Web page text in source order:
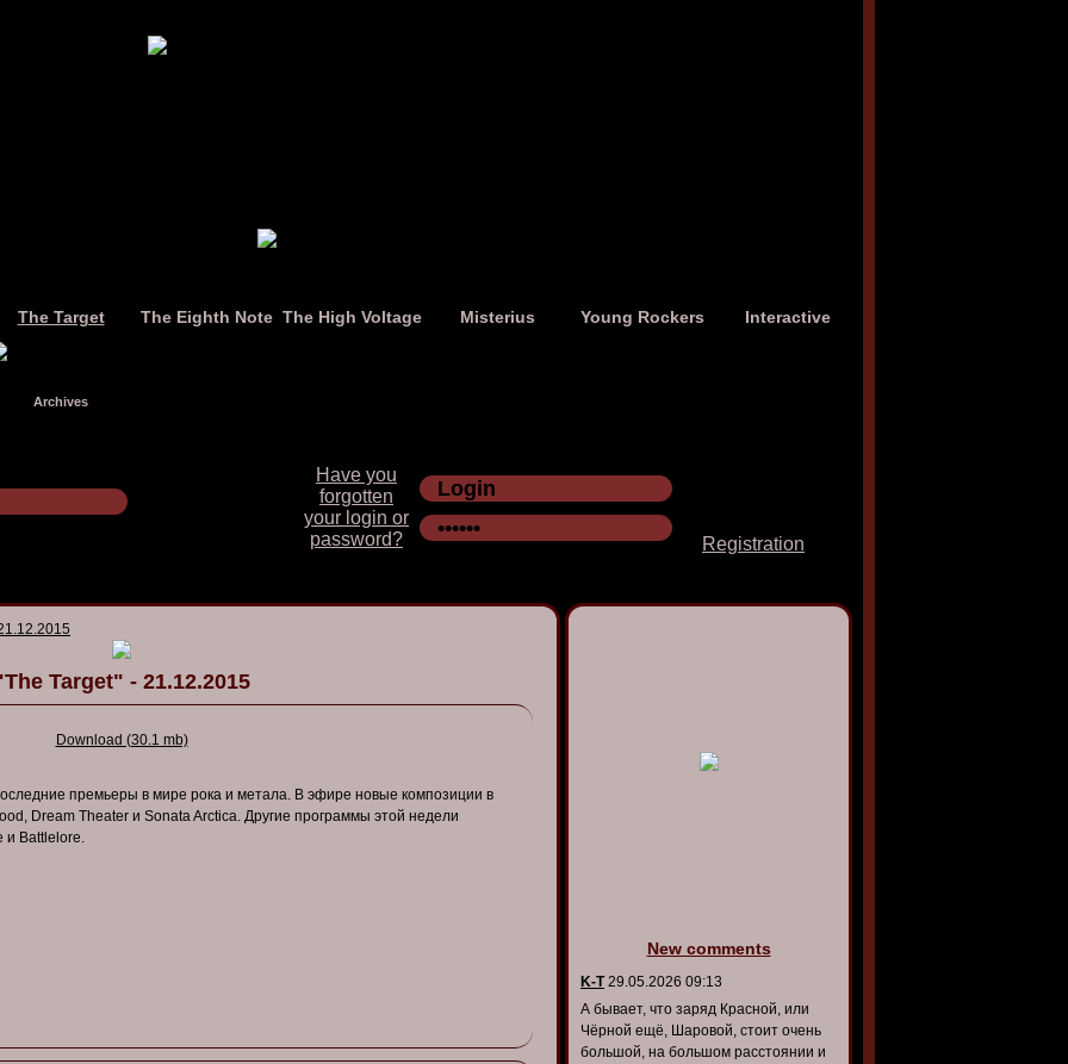
The Target The Eighth Note The High Voltage Misterius Young Rockers Interactive
Archives
Have you
forgotten
your login or
password?
Registration
Target" - 21.12.2015
Download (30.1 mb)
премьеры в мире рока и метала. В эфире новые композиции в
Dream Theater и Sonata Arctica. Другие программы этой недели
и Battlelore.
New comments
K-T29.05.2026 09:13
А бывает, что заряд Красной, или
Чёрной ещё, Шаровой, стоит очень
большой, на большом расстоянии и